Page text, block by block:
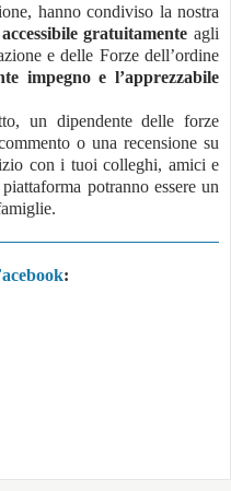
hanno condiviso la nostra
accessibile gratuitamente agli
e delle Forze dell’ordine
impegno e l’apprezzabile
un dipendente delle forze
o una recensione su
con i tuoi colleghi, amici e
potranno essere un
: